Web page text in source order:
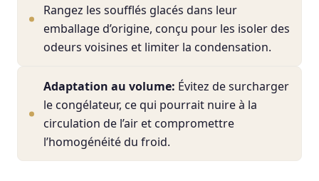
Rangez les soufflés glacés dans leur
emballage d’origine, conçu pour les isoler des
odeurs voisines et limiter la condensation.
Adaptation au volume: Évitez de surcharger
le congélateur, ce qui pourrait nuire à la
circulation de l’air et compromettre
l’homogénéité du froid.